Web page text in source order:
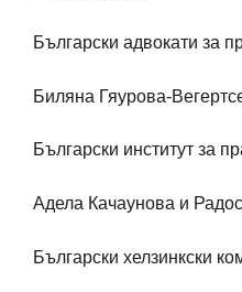
Български адвокати за
Биляна Гяурова-
Български институт за
Адела Качаунова и
Български хелзинкски